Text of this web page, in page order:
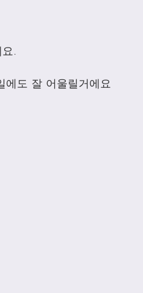
Scarfs Straps
.
에도 잘 어울릴거에요